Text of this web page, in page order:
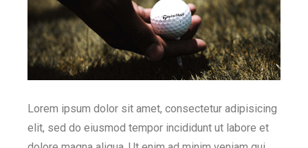
Lorem ipsum dolor sit amet, consectetur adipisicing
elit, sed do eiusmod tempor incididunt ut labore et